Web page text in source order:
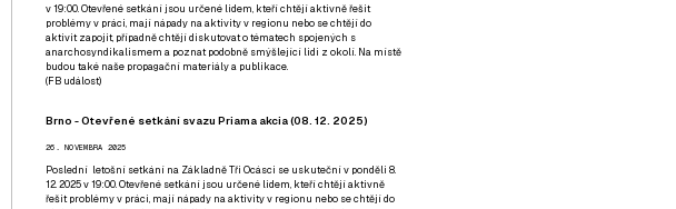
v 19:00. Otevřené setkání jsou určené lidem, kteří chtějí aktivně řešit
problémy v práci, mají nápady na aktivity v regionu nebo se chtějí do
aktivit zapojit, případně chtějí diskutovat o tématech spojených s
anarchosyndikalismem a poznat podobně smýšlející lidi z okolí. Na místě
budou také naše propagační materiály a publikace.
(FB událost)
Brno - Otevřené setkání svazu Priama akcia (08. 12. 2025)
26. NOVEMBRA 2025
Poslední letošní setkání na Základně Tři Ocásci se uskuteční v ponděli 8.
12. 2025 v 19:00. Otevřené setkání jsou určené lidem, kteří chtějí aktivně
řešit problémy v práci, mají nápady na aktivity v regionu nebo se chtějí do